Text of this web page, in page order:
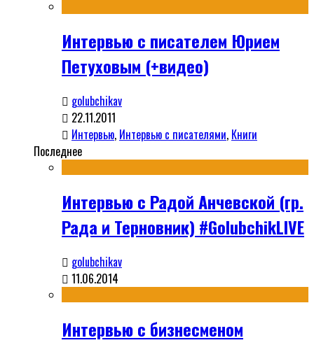
Интервью с писателем Юрием
Петуховым (+видео)
golubchikav
22.11.2011
Интервью, Интервью с писателями, Книги
Последнее
Интервью с Радой Анчевской (гр.
Рада и Терновник) #GolubchikLIVE
golubchikav
11.06.2014
Интервью с бизнесменом